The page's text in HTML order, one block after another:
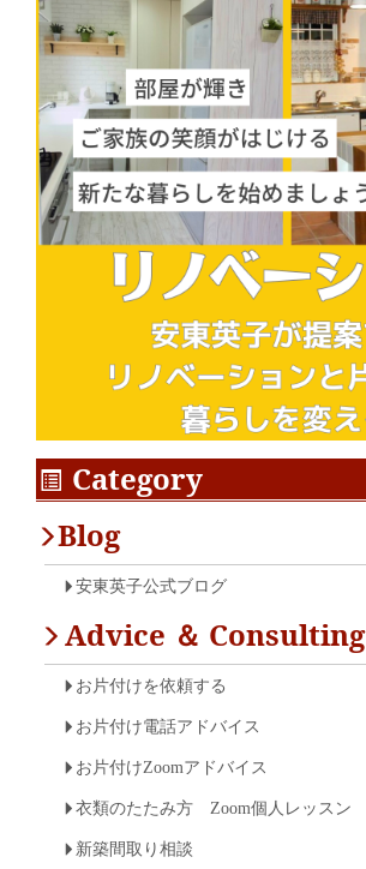
Category
Blog
安東英子公式ブログ
Advice ＆ Consulting
お片付けを依頼する
お片付け電話アドバイス
お片付けZoomアドバイス
衣類のたたみ方 Zoom個人レッスン
新築間取り相談